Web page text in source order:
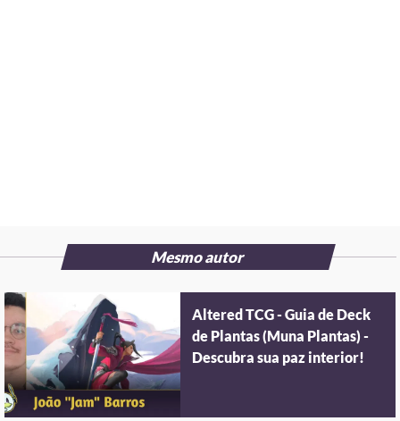
Mesmo autor
Altered TCG - Guia de Deck
de Plantas (Muna Plantas) -
Descubra sua paz interior!